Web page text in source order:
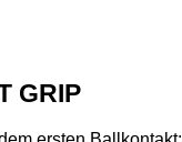
GRIP